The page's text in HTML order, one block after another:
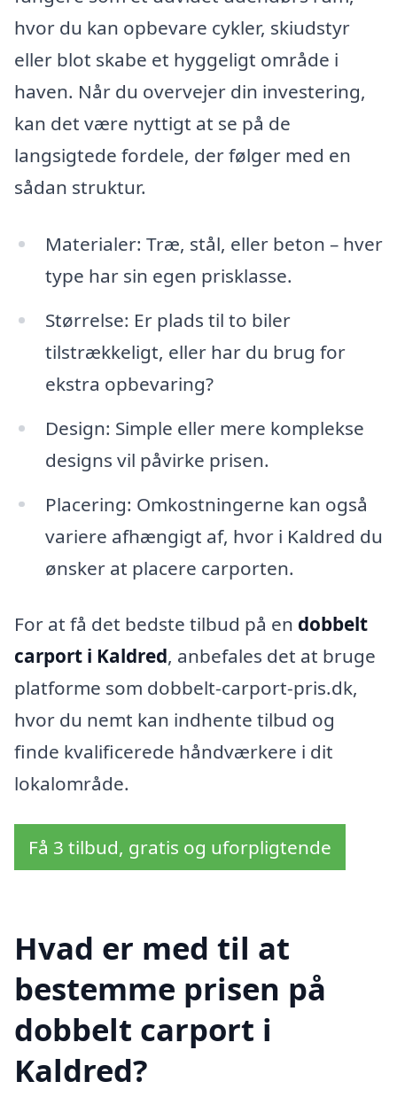
hvor du kan opbevare cykler, skiudstyr
eller blot skabe et hyggeligt område i
haven. Når du overvejer din investering,
kan det være nyttigt at se på de
langsigtede fordele, der følger med en
sådan struktur.
Materialer: Træ, stål, eller beton – hver
type har sin egen prisklasse.
Størrelse: Er plads til to biler
tilstrækkeligt, eller har du brug for
ekstra opbevaring?
Design: Simple eller mere komplekse
designs vil påvirke prisen.
Placering: Omkostningerne kan også
variere afhængigt af, hvor i Kaldred du
ønsker at placere carporten.
For at få det bedste tilbud på en dobbelt
carport i Kaldred, anbefales det at bruge
platforme som dobbelt-carport-pris.dk,
hvor du nemt kan indhente tilbud og
finde kvalificerede håndværkere i dit
lokalområde.
Få 3 tilbud, gratis og uforpligtende
Hvad er med til at
bestemme prisen på
dobbelt carport i
Kaldred?